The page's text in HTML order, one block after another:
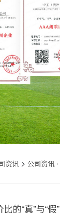
资讯> 公司资讯
的“真”与“假”